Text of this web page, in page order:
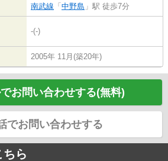
南武線 「 中野島 」駅 徒歩7分
-(-)
2005年 11月(築20年)
お問い合わせする(無料)
でお問い合わせする
ちら